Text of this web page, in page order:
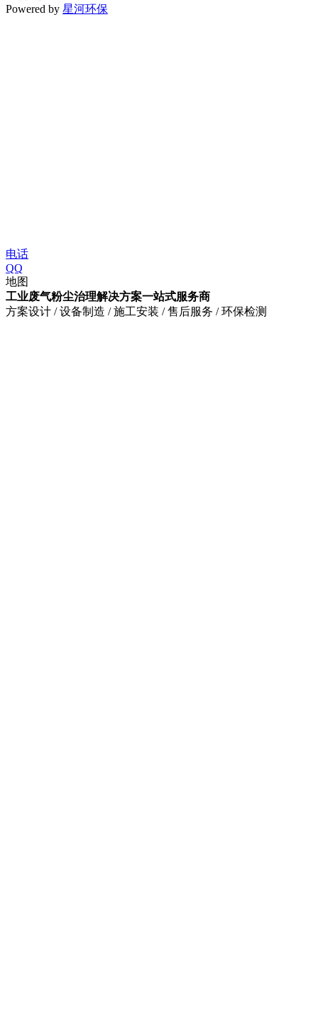
Powered by 星河环保
电话
QQ
地图
工业废气粉尘治理解决方案一站式服务商
方案设计 / 设备制造 / 施工安装 / 售后服务 / 环保检测